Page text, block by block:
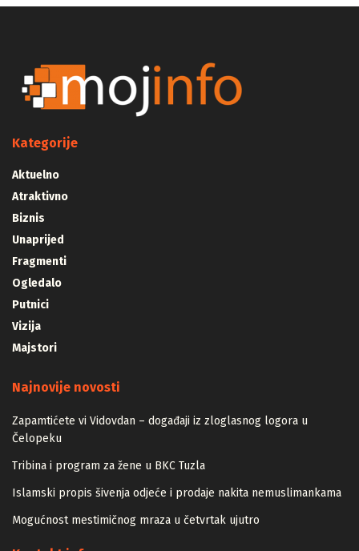
Kategorije
Aktuelno
Atraktivno
Biznis
Unaprijed
Fragmenti
Ogledalo
Putnici
Vizija
Majstori
Najnovije novosti
Zapamtićete vi Vidovdan – događaji iz zloglasnog logora u
Čelopeku
Tribina i program za žene u BKC Tuzla
Islamski propis šivenja odjeće i prodaje nakita nemuslimankama
Mogućnost mestimičnog mraza u četvrtak ujutro